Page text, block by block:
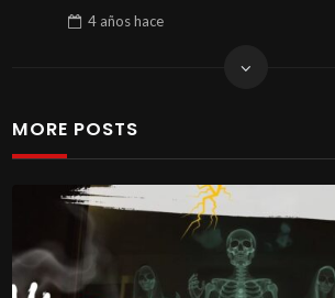
4 añoshace
MORE POSTS